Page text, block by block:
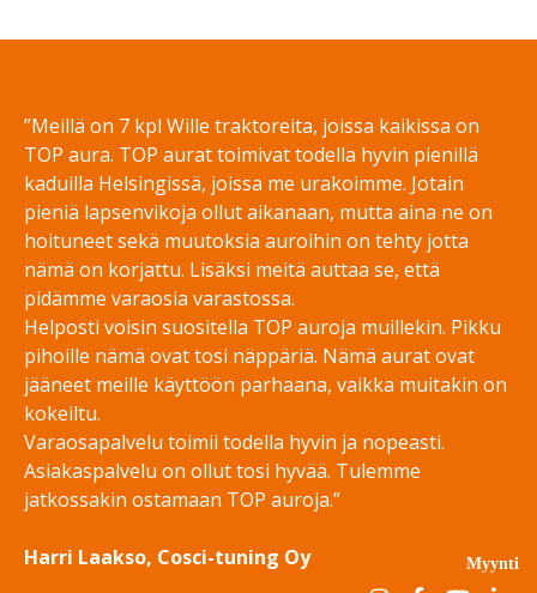
”Meillä on 7 kpl Wille traktoreita, joissa kaikissa on
TOP aura. TOP aurat toimivat todella hyvin pienillä
kaduilla Helsingissä, joissa me urakoimme. Jotain
pieniä lapsenvikoja ollut aikanaan, mutta aina ne on
hoituneet sekä muutoksia auroihin on tehty jotta
nämä on korjattu. Lisäksi meitä auttaa se, että
pidämme varaosia varastossa.
Helposti voisin suositella TOP auroja muillekin. Pikku
pihoille nämä ovat tosi näppäriä. Nämä aurat ovat
jääneet meille käyttöön parhaana, vaikka muitakin on
kokeiltu.
Varaosapalvelu toimii todella hyvin ja nopeasti.
Asiakaspalvelu on ollut tosi hyvää. Tulemme
jatkossakin ostamaan TOP auroja.”
Harri Laakso, Cosci-tuning Oy Myynti